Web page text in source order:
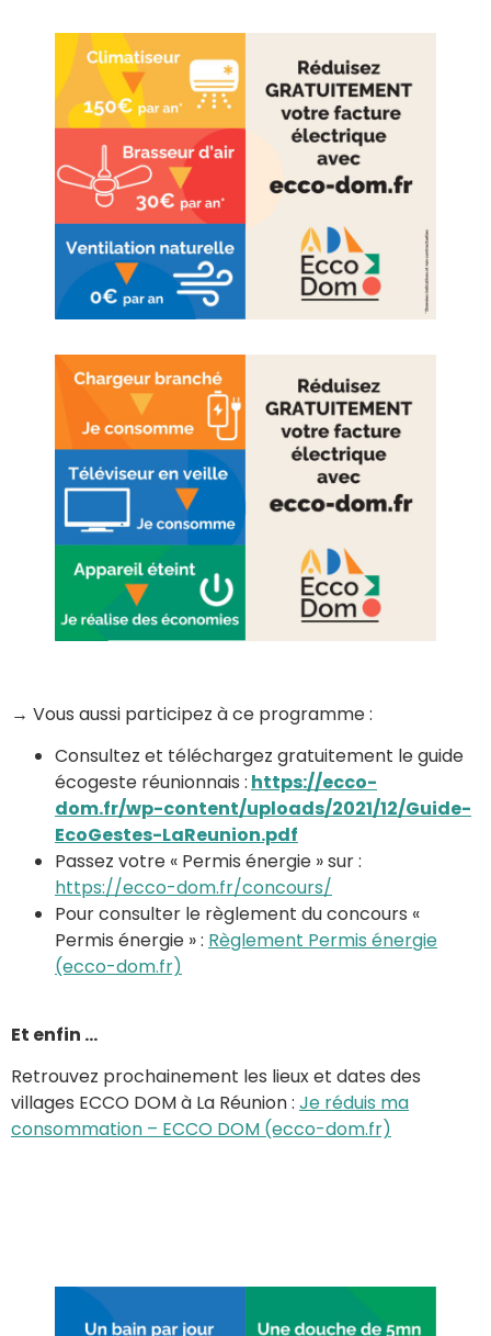
→ Vous aussi participez à ce programme :
Consultez et téléchargez gratuitement le guide
écogeste réunionnais : https://ecco-
dom.fr/wp-content/uploads/2021/12/Guide-
EcoGestes-LaReunion.pdf
Passez votre « Permis énergie » sur :
https://ecco-dom.fr/concours/
Pour consulter le règlement du concours «
Permis énergie » : Règlement Permis énergie
(ecco-dom.fr)
Et enfin …
Retrouvez prochainement les lieux et dates des
villages ECCO DOM à La Réunion : Je réduis ma
consommation – ECCO DOM (ecco-dom.fr)